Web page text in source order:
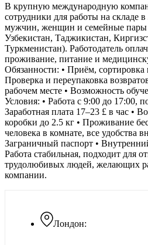
Лондон:
В крупную международную
сотрудники для работы на складе
мужчин, женщин и семейные пары
Узбекистан, Таджикистан,
Туркменистан). Работодатель
проживание, питание и
Обязанности: • Приём, сортировка
Проверка и переупаковка
рабочем месте • Возможность
Условия: • Работа с 9:00 до 17:00,
Заработная плата 17–23 £ в час •
коробки до 2.5 кг • Проживание
человека в комнате, все удобства
Заграничный паспорт •
Работа стабильная, подходит для
трудолюбивых людей, желающих
компании.